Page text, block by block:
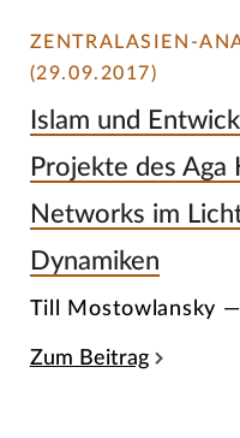
ZENTRALASIEN-
(29.09.2017)
Islam und
Projekte des
Networks im
Dynamiken
Till Mostowlansky
Zum Beitrag